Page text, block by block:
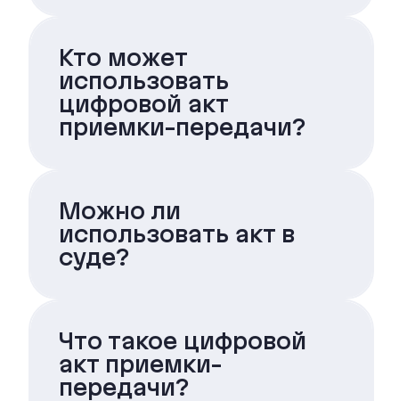
Кто может
использовать
цифровой акт
приемки-передачи?
Можно ли
использовать акт в
суде?
Что такое цифровой
акт приемки-
передачи?